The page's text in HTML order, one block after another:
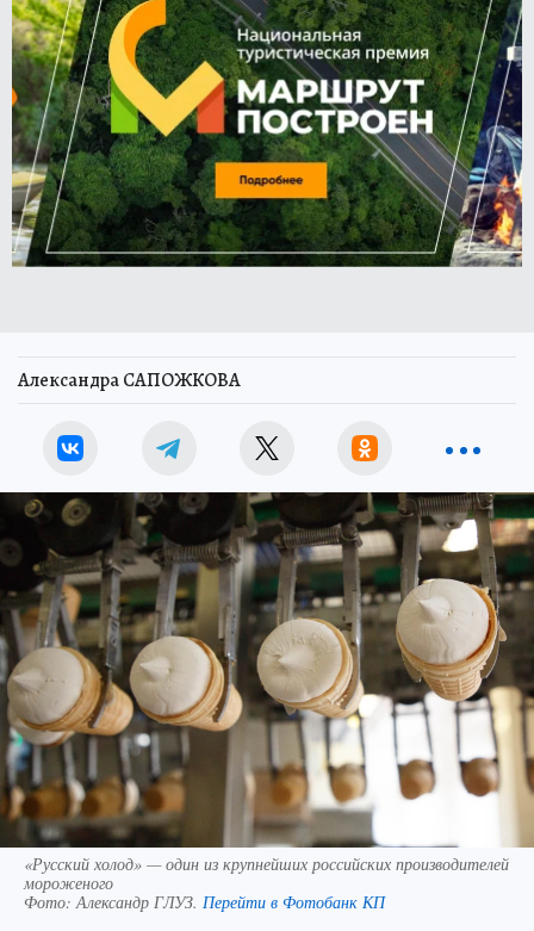
Александра САПОЖКОВА
«Русский холод» — один из крупнейших российских производителей
мороженого
Фото: Александр ГЛУЗ. Перейти в Фотобанк КП